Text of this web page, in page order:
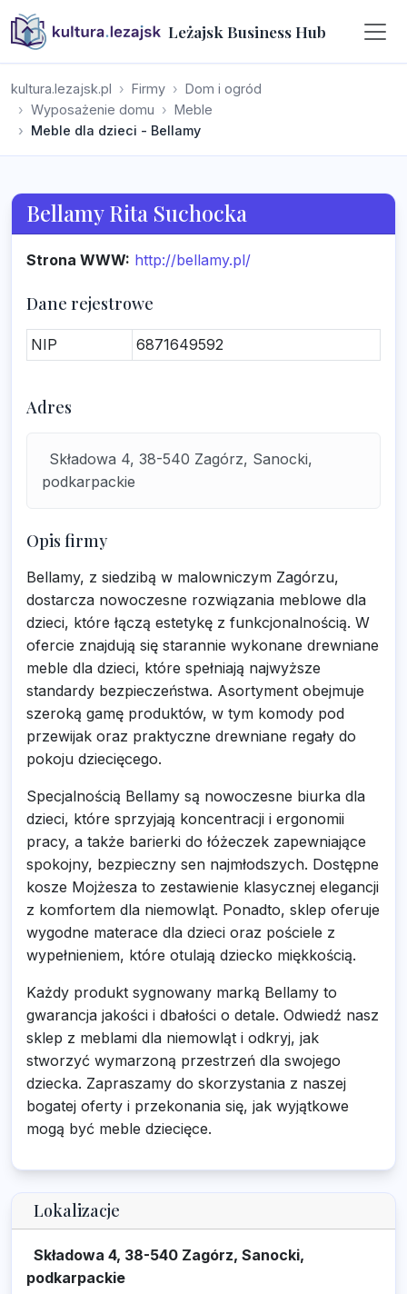
Leżajsk Business Hub
kultura.lezajsk.pl Firmy
Dom i ogród
Wyposażenie domu
Meble
Meble dla dzieci - Bellamy
Bellamy Rita Suchocka
Strona WWW: http://bellamy.pl/
Dane rejestrowe
NIP 6871649592
Adres
Składowa 4, 38-540 Zagórz, Sanocki,
podkarpackie
Opis firmy
Bellamy, z siedzibą w malowniczym Zagórzu,
dostarcza nowoczesne rozwiązania meblowe dla
dzieci, które łączą estetykę z funkcjonalnością. W
ofercie znajdują się starannie wykonane drewniane
meble dla dzieci, które spełniają najwyższe
standardy bezpieczeństwa. Asortyment obejmuje
szeroką gamę produktów, w tym komody pod
przewijak oraz praktyczne drewniane regały do
pokoju dziecięcego.
Specjalnością Bellamy są nowoczesne biurka dla
dzieci, które sprzyjają koncentracji i ergonomii
pracy, a także barierki do łóżeczek zapewniające
spokojny, bezpieczny sen najmłodszych. Dostępne
kosze Mojżesza to zestawienie klasycznej elegancji
z komfortem dla niemowląt. Ponadto, sklep oferuje
wygodne materace dla dzieci oraz pościele z
wypełnieniem, które otulają dziecko miękkością.
Każdy produkt sygnowany marką Bellamy to
gwarancja jakości i dbałości o detale. Odwiedź nasz
sklep z meblami dla niemowląt i odkryj, jak
stworzyć wymarzoną przestrzeń dla swojego
dziecka. Zapraszamy do skorzystania z naszej
bogatej oferty i przekonania się, jak wyjątkowe
mogą być meble dziecięce.
Lokalizacje
Składowa 4, 38-540 Zagórz, Sanocki,
podkarpackie